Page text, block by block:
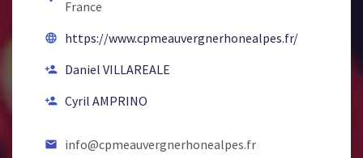
France
language https://www.cpmeauvergnerhonealpes.fr/
person_add Daniel VILLAREALE
person_add Cyril AMPRINO
email info@cpmeauvergnerhonealpes.fr